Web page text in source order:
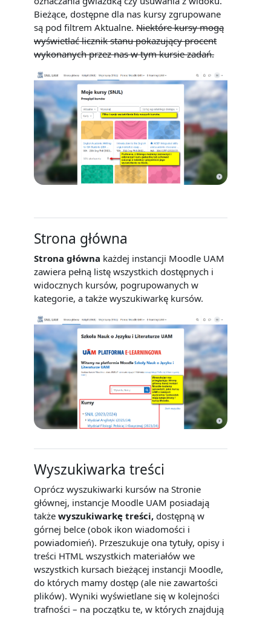
Bieżące, dostępne dla nas kursy zgrupowane
są pod filtrem Aktualne. Niektóre kursy mogą
wyświetlać licznik stanu pokazujący procent
wykonanych przez nas w tym kursie zadań.
Strona główna
Strona główna każdej instancji Moodle UAM
zawiera pełną listę wszystkich dostępnych i
widocznych kursów, pogrupowanych w
kategorie, a także wyszukiwarkę kursów.
Wyszukiwarka treści
Oprócz wyszukiwarki kursów na Stronie
głównej, instancje Moodle UAM posiadają
także wyszukiwarkę treści, dostępną w
górnej belce (obok ikon wiadomości i
powiadomień). Przeszukuje ona tytuły, opisy i
treści HTML wszystkich materiałów we
wszystkich kursach bieżącej instancji Moodle,
do których mamy dostęp (ale nie zawartości
plików). Wyniki wyświetlane się w kolejności
trafności – na początku te, w których znajdują